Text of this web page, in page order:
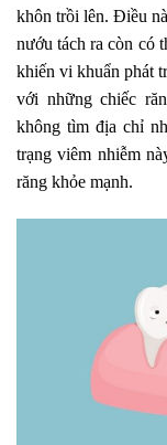
khôn trồi lên. Điều
nướu tách ra còn có
khiến vi khuẩn phát
với những chiếc
không tìm địa chỉ
trạng viêm nhiễm
răng khỏe mạnh.